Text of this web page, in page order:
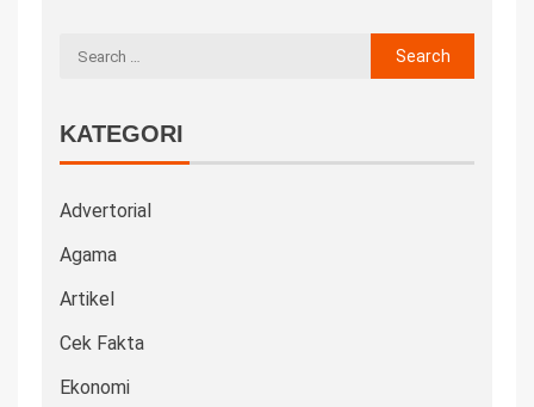
KATEGORI
Advertorial
Agama
Artikel
Cek Fakta
Ekonomi